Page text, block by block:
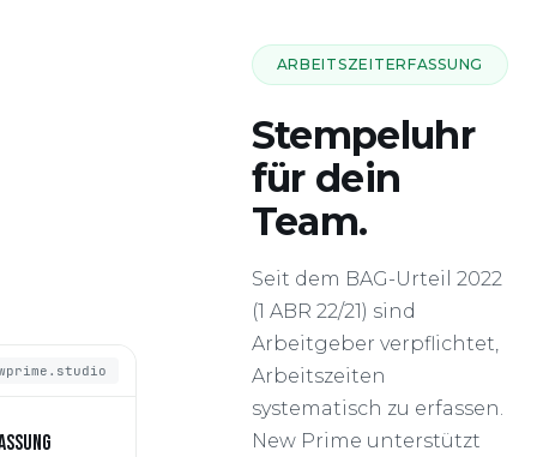
ARBEITSZEITERFASSUNG
Stempeluhr
für dein
Team.
Seit dem BAG-Urteil 2022
(1 ABR 22/21) sind
Arbeitgeber verpflichtet,
Arbeitszeiten
systematisch zu erfassen.
New Prime unterstützt